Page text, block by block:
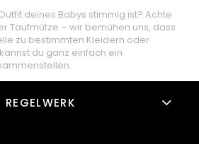
deines Babys stimmig ist? Achte
Taufmütze – wir bemühen uns, dass
zu bestimmten Kleidern oder
du ganz einfach ein
REGELWERK